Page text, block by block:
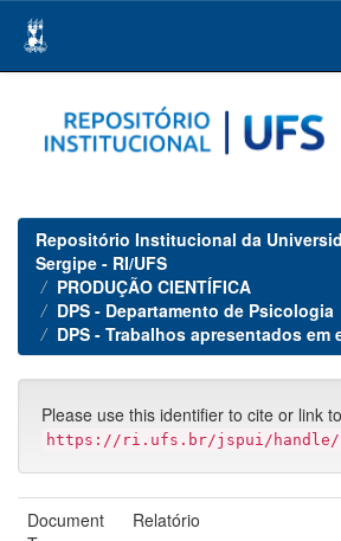
navigation
Repositório Institucional da
Sergipe - RI/UFS
PRODUÇÃO CIENTÍFICA
DPS - Departamento de Psicologia
DPS - Trabalhos apresentados em
Please use this identifier to cite or link
https://ri.ufs.br/jspui/handle/
Document
Relatório